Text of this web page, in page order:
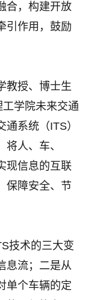
合，构建开放
引作用，鼓励
教授、博士生
学院未来交通
系统（ITS）
人、车、
现信息的互联
保障安全、节
技术的三大变
息流；二是从
单个车辆的定